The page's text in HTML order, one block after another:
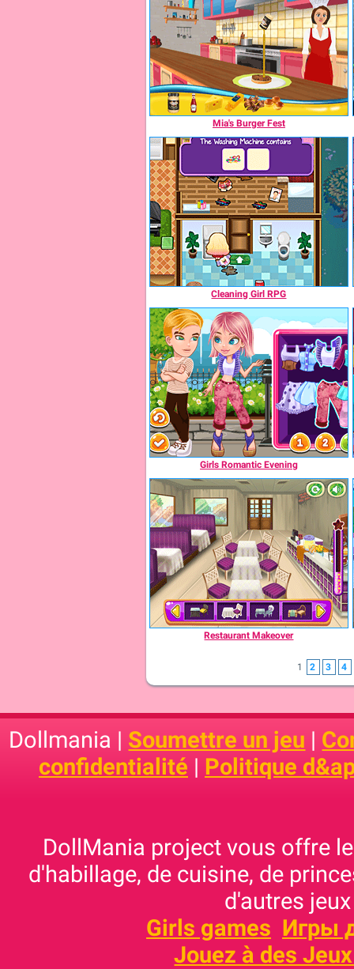
Mia's Burger Fest
Cleaning Girl RPG
Girls Romantic Evening
Restaurant Makeover
1 2 3 4
Dollmania | Soumettre un jeu |
confidentialité | Politique
DollMania project vous offre
d'habillage, de cuisine, de
d'autres
Girls games Игры
Jouez à des